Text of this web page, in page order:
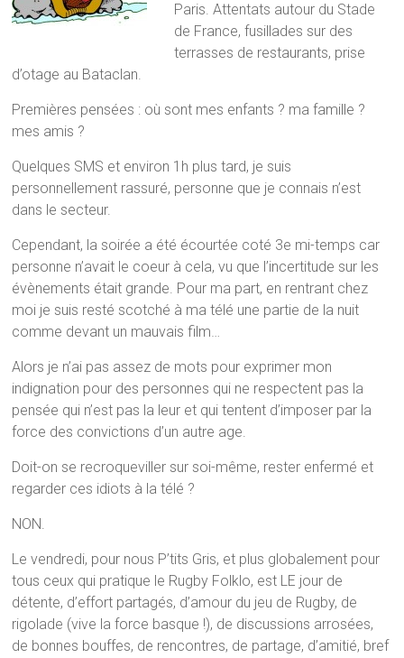
Paris. Attentats autour du Stade
de France, fusillades sur des
terrasses de restaurants, prise
d’otage au Bataclan.
Premières pensées : où sont mes enfants ? ma famille ?
mes amis ?
Quelques SMS et environ 1h plus tard, je suis
personnellement rassuré, personne que je connais n’est
dans le secteur.
Cependant, la soirée a été écourtée coté 3e mi-temps car
personne n’avait le coeur à cela, vu que l’incertitude sur les
évènements était grande. Pour ma part, en rentrant chez
moi je suis resté scotché à ma télé une partie de la nuit
comme devant un mauvais film…
Alors je n’ai pas assez de mots pour exprimer mon
indignation pour des personnes qui ne respectent pas la
pensée qui n’est pas la leur et qui tentent d’imposer par la
force des convictions d’un autre age.
Doit-on se recroqueviller sur soi-même, rester enfermé et
regarder ces idiots à la télé ?
NON.
Le vendredi, pour nous P’tits Gris, et plus globalement pour
tous ceux qui pratique le Rugby Folklo, est LE jour de
détente, d’effort partagés, d’amour du jeu de Rugby, de
rigolade (vive la force basque !), de discussions arrosées,
de bonnes bouffes, de rencontres, de partage, d’amitié, bref